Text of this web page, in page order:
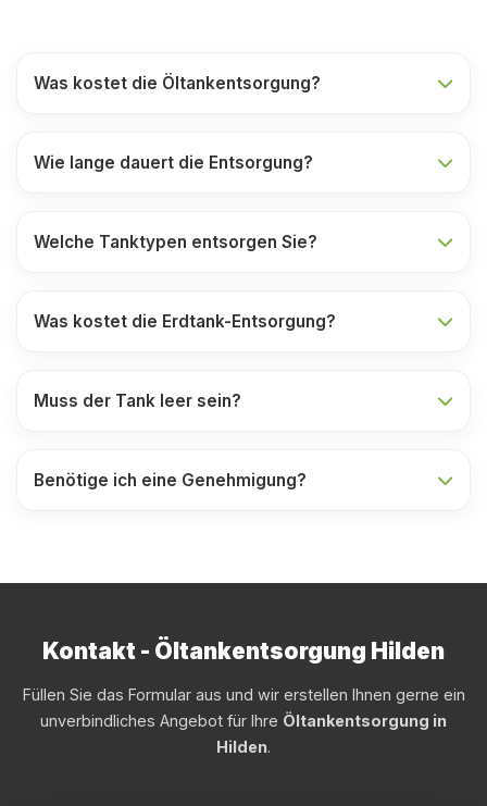
Was kostet die Öltankentsorgung?
Wie lange dauert die Entsorgung?
Welche Tanktypen entsorgen Sie?
Was kostet die Erdtank-Entsorgung?
Muss der Tank leer sein?
Benötige ich eine Genehmigung?
Kontakt - Öltankentsorgung Hilden
Füllen Sie das Formular aus und wir erstellen Ihnen gerne ein
unverbindliches Angebot für Ihre Öltankentsorgung in
Hilden.